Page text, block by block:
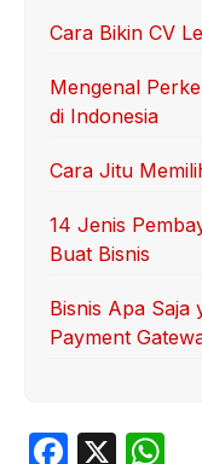
Cara Bikin CV
Mengenal
di Indonesia
Cara Jitu
14 Jenis
Buat Bisnis
Bisnis Apa Saja
Payment
F
X